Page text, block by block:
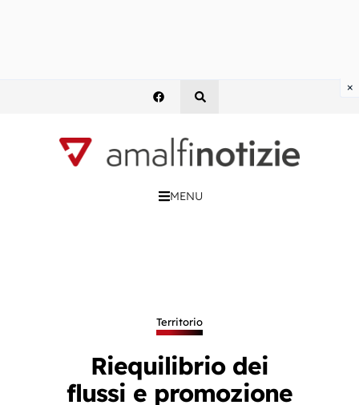
MENU
Territorio
Riequilibrio dei
flussi e promozione
×